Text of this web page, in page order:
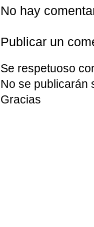
No hay
Publicar un
Se respetuoso
No se publicarán
Gracias